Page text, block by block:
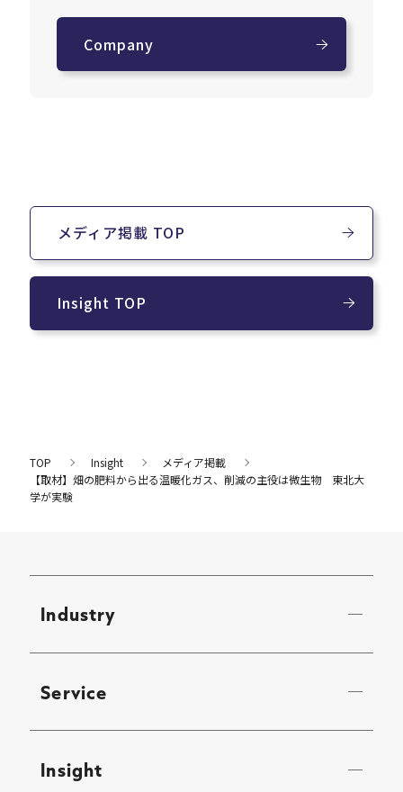
Company
メディア掲載 TOP
Insight TOP
TOP Insight
メディア掲載
【取材】畑の肥料から出る温暖化ガス、削減の主役は微生物 東北大
学が実験
Industry
Service
Insight